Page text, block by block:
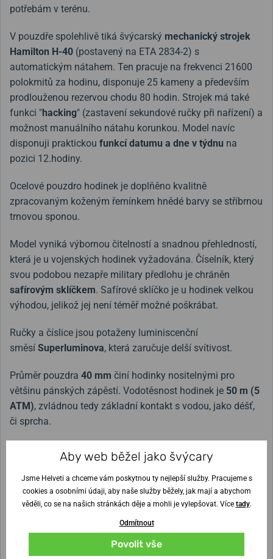
potřebám v terénu.
V pouzdře spolehlivě tiká švýcarský mechanický strojek
Hamilton H-40 (postavený na ETA 2834-2) s
automatickým nátahem. Ten pracuje na frekvenci 21600
polokmitů za hodinu, disponuje 25 kameny a především
prodlouženou rezervou chodu 80 hodin. Strojek má také
funkci "hacking" (zastavení sekundové ručky při nařízení) a
možnost manuálního nátahu korunkou. Model navíc
disponuji praktickou funkcí datumu a dne v týdnu na
pozici 12.hodiny.
Ocelové pouzdro hodinek je doplňěno kvalitně
zpracovaným koženým řemínkem hnědé barvy se stříbrnou
trnovou sponou.
Model vyniká výbornou čitelností a snadnou přehledností,
která je u vojenských hodinek vyžadována. Číselník, který
svou podobou nezapře military předlohu je chráněn
safírovým sklíčkem. Safírové sklíčko je u hodinek velkou
výhodou, jelikož jej není téměř možné poškrábat.
Ručky a číslice jsou potaženy luminiscenční
směsí Superluminova, která zaručuje delší svítivost.
Průměr pouzdra 40 mm činí hodinky nositelnými pro
většinu pánských zápěstí. Vodotěsnost hodinek je 50 m (5
ATM), zvládnou tedy základní kontakt s vodou, jako déšť,
či sprcha.
H6007041041.
Malou zajímavostí může být, že hodinky můžete spatřit na
zápěstíDr. Houseve stejnomenném seriálu a to konkrétně
Aby web běžel jako švýcary
Jsme Helveti a chceme vám poskytnou ty nejlepší služby. Pracujeme s
cookies a osobními údaji, aby naše služby běžely, jak mají a abychom
věděli, co se na našich stránkách děje a mohli je vylepšovat. Více tady.
Odmítnout
Povolit vše